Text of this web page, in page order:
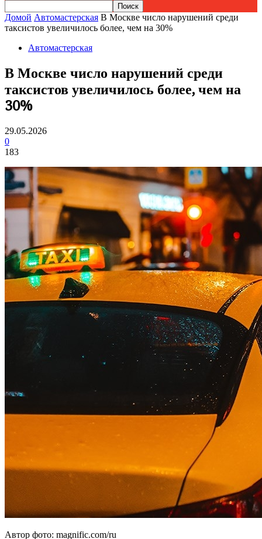
Домой Автомастерская В Москве число нарушений среди
таксистов увеличилось более, чем на 30%
Автомастерская
В Москве число нарушений среди
таксистов увеличилось более, чем на
30%
29.05.2026
0
183
Автор фото: magnific.com/ru